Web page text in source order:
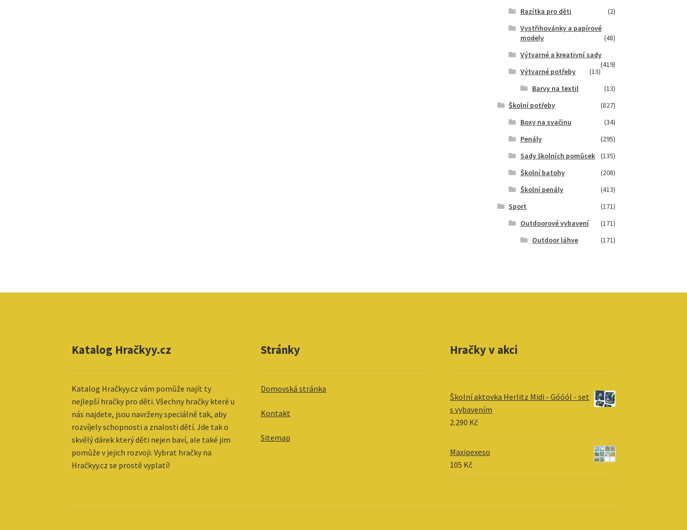
Razítka pro děti
(2)
Vystřihovánky a papírové
modely
(48)
Výtvarné a kreativní sady
(419)
Výtvarné potřeby
(13)
Barvy na textil
(13)
Školní potřeby
(827)
Boxy na svačinu
(34)
Penály
(295)
Sady školních pomůcek
(135)
Školní batohy
(208)
Školní penály
(413)
Sport
(171)
Outdoorové vybavení
(171)
Outdoor láhve
(171)
Katalog Hračkyy.cz
Katalog Hračkyy.cz vám pomůže najít ty
nejlepší hračky pro děti. Všechny hračky které u
nás najdete, jsou navrženy speciálně tak, aby
rozvíjely schopnosti a znalosti dětí. Jde tak o
skvělý dárek který děti nejen baví, ale také jim
pomůže v jejich rozvoji. Vybrat hračky na
Hračkyy.cz se prostě vyplatí!
Stránky
Domovská stránka
Kontakt
Sitemap
Hračky v akci
Školní aktovka Herlitz Midi - Góóól - set
s vybavením
2.290 Kč
Maxipexeso
105 Kč